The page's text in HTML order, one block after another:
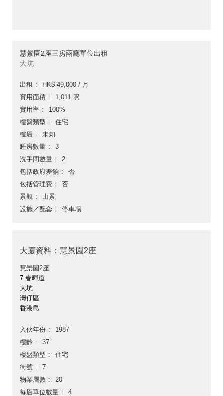
慧景園2座三房兩廳單位出租
大坑
出租
HK$ 49,000 / 月
實用面積
1,011 呎
實用率
100%
樓盤類型
住宅
樓層
未知
睡房數量
3
洗手間數量
2
包括政府差餉
否
包括管理費
否
景觀
山景
設施／配套
停車場
大廈資料：慧景園2座
慧景園2座
7 春暉道
大坑
灣仔區
香港島
入伙年份
1987
樓齡
37
樓盤類型
住宅
街號
7
物業層數
20
每層單位數量
4